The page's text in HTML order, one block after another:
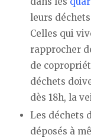
leurs
Celles qui
rapprocher
de
déchets
dès 18h, la
Les déchets
déposés à